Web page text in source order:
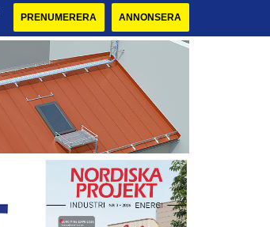
PRENUMERERA ANNONSERA